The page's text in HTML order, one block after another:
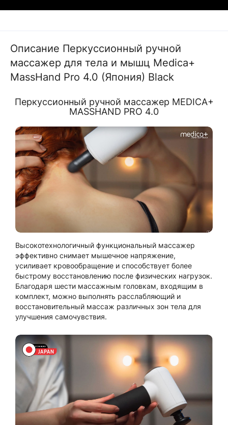
Описание Перкуссионный ручной
массажер для тела и мышц Medica+
MassHand Pro 4.0 (Япония) Black
Перкуссионный ручной массажер MEDICA+
MASSHAND PRO 4.0
Высокотехнологичный функциональный массажер
эффективно снимает мышечное напряжение,
усиливает кровообращение и способствует более
быстрому восстановлению после физических нагрузок.
Благодаря шести массажным головкам, входящим в
комплект, можно выполнять расслабляющий и
восстановительный массаж различных зон тела для
улучшения самочувствия.